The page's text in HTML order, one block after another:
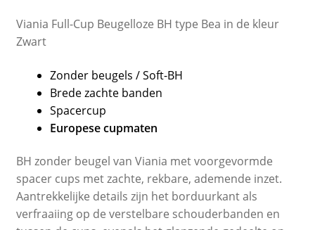
Viania Full-Cup Beugelloze BH type Bea in de kleur
Zwart
Zonder beugels / Soft-BH
Brede zachte banden
Spacercup
Europese cupmaten
BH zonder beugel van Viania met voorgevormde
spacer cups met zachte, rekbare, ademende inzet.
Aantrekkelijke details zijn het borduurkant als
verfraaiing op de verstelbare schouderbanden en